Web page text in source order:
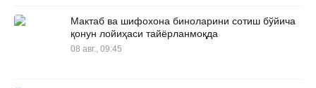
Мактаб ва шифохона биноларини сотиш бўйича
қонун лойиҳаси тайёрланмоқда
08 авг., 09:45